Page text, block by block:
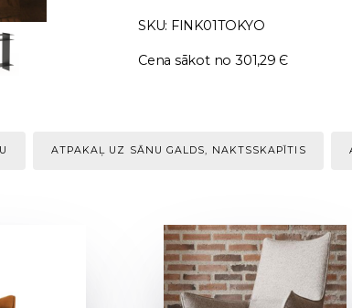
SKU: FINK01TOKYO
Cena sākot no 301,29 Є
ATPAKAĻ UZ SĀNU GALDS, NAKTSSKAPĪTIS